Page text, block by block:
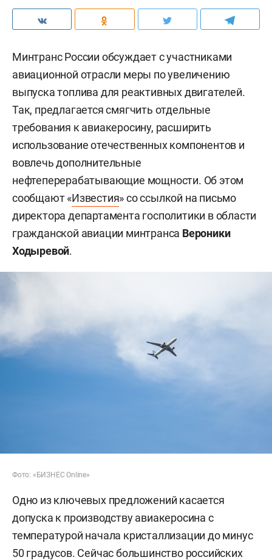
Минтранс России обсуждает с участниками
авиационной отрасли меры по увеличению
выпуска топлива для реактивных двигателей.
Так, предлагается смягчить отдельные
требования к авиакеросину, расширить
использование отечественных компонентов и
вовлечь дополнительные
нефтеперерабатывающие мощности. Об этом
сообщают «Известия» со ссылкой на письмо
директора департамента госполитики в области
гражданской авиации минтранса Вероники
Ходыревой.
Фото: «БИЗНЕС Online»
Одно из ключевых предложений касается
допуска к производству авиакеросина с
температурой начала кристаллизации до минус
50 градусов. Сейчас большинство российских